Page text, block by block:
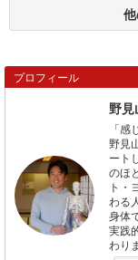
プロフィール
野
「
野見
ート
のほ
ト・
わる
身体
実践
わり